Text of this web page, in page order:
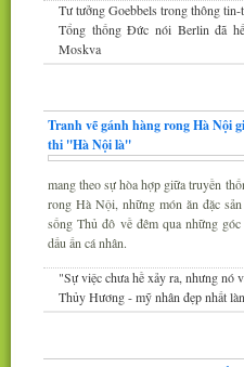
Tư tưởng Goebbels trong thông tin-
Tổng thống Đức nói Berlin đã
Moskva
Tranh vẽ gánh hàng rong Hà Nội
thi ''Hà Nội là''
mang theo sự hòa hợp giữa truyền
rong Hà Nội, những món ăn đặc
sống Thủ đô về đêm qua những
dấu ấn cá nhân.
"Sự việc chưa hề xảy ra, nhưng nó
Thủy Hương - mỹ nhân đẹp nhất